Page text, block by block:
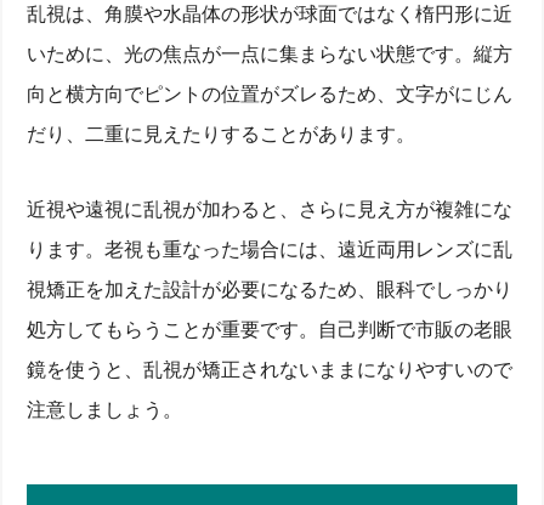
乱視は、角膜や水晶体の形状が球面ではなく楕円形に近
いために、光の焦点が一点に集まらない状態です。縦方
向と横方向でピントの位置がズレるため、文字がにじん
だり、二重に見えたりすることがあります。
近視や遠視に乱視が加わると、さらに見え方が複雑にな
ります。老視も重なった場合には、遠近両用レンズに乱
視矯正を加えた設計が必要になるため、眼科でしっかり
処方してもらうことが重要です。自己判断で市販の老眼
鏡を使うと、乱視が矯正されないままになりやすいので
注意しましょう。
累進レンズ設計と中近タイプの特徴を比較
仕事・読書など目的別フレームデザイン選び
眼鏡店で試すときのチェックリスト
フレーム選択術
度数・レンズ厚み・重さをバランス良く調整する方
説
テンプル・ブリッジ形状でかけ心地を最適化
手術・眼内レンズ最新治療と進行予防のポイント
近視進行抑制治療と老眼手術の適応基準
日常生活でできる目のケア：明るさ・姿勢・距離の調
整で疲れ目対策